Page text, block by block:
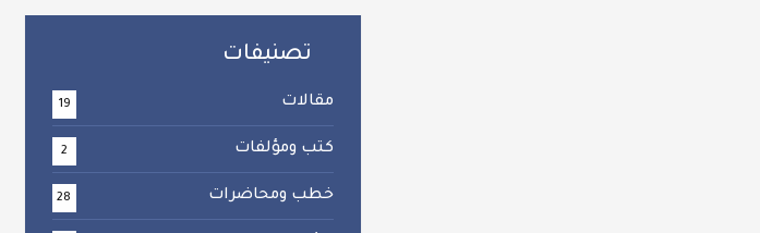
تصنيفات
مقالات 19
كتب ومؤلفات 2
خطب ومحاضرات 28